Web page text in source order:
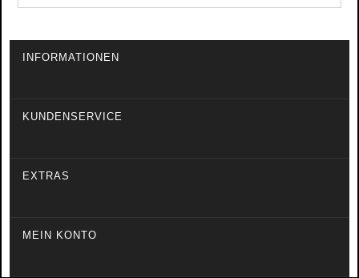
INFORMATIONEN
KUNDENSERVICE
EXTRAS
MEIN KONTO